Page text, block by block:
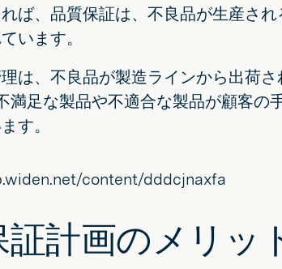
ば、品質保証は、不良品が生産さ
います。
は、不良品が製造ラインから出荷
満足な製品や不適合な製品が顧客の
す。
計画のメリッ